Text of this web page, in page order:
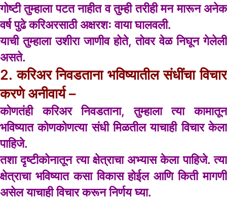
गोष्टी तुम्हाला पटत नाहीत व तुम्ही तरीही मन मारून अनेक
वर्ष पुढे करिअरसाठी अक्षरशः वाया घालवली.
याची तुम्हाला उशीरा जाणीव होते, तोवर वेळ निघून गेलेली
असते.
2. करिअर निवडताना भविष्यातील संधींचा विचार
करणे अनीवार्य –
कोणतंही करिअर निवडताना, तुम्हाला त्या कामातून
भविष्यात कोणकोणत्या संधी मिळतील याचाही विचार केला
पाहिजे.
तशा दृष्टीकोनातून त्या क्षेत्राचा अभ्यास केला पाहिजे. त्या
क्षेत्राचा भविष्यात कसा विकास होईल आणि किती मागणी
असेल याचाही विचार करून निर्णय घ्या.